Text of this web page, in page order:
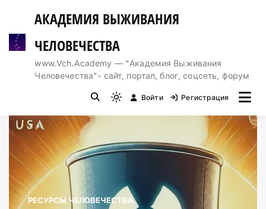
содержимому
АКАДЕМИЯ ВЫЖИВАНИЯ
ЧЕЛОВЕЧЕСТВА
www.Vch.Academy — "Академия Выживания
Человечества"- сайт, портал, блог, соцсеть, форум
Light
mode
to
dark)
Войти Регистрация
РЕСУРСЫ ЧЕЛОВЕЧЕСТВА